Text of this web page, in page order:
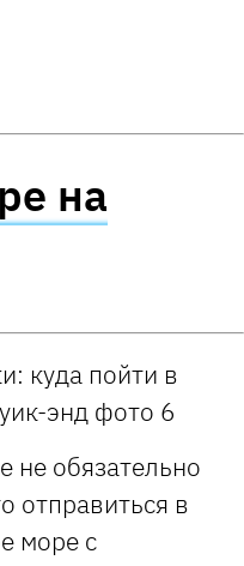
на
не обязательно
отправиться в
море с